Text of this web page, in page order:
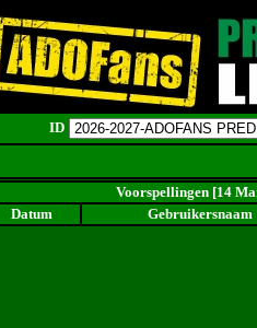
ID
Voorspellingen [14
Datum
Gebruikersnaam